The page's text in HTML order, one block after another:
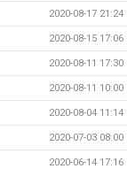
2020-08-17 21:24
2020-08-15 17:06
2020-08-11 17:30
2020-08-11 10:00
2020-08-04 11:14
2020-07-03 08:00
2020-06-14 17:16